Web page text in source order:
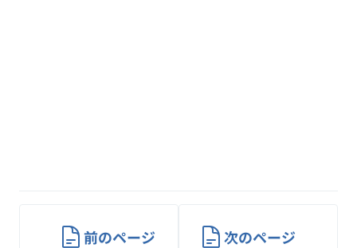
前のページ 次のページ